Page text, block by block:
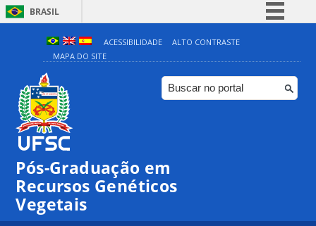
BRASIL
Simplifique!
Comunica BR
Participe
ACESSIBILIDADE
ALTO CONTRASTE
MAPA DO SITE
Pós-Graduação em
Recursos Genéticos
Vegetais